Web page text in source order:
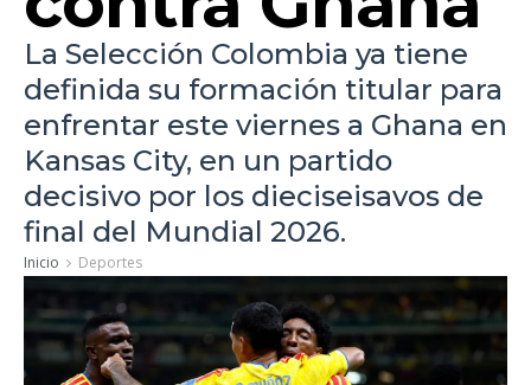
La Selección Colombia ya tiene
definida su formación titular para
enfrentar este viernes a Ghana en
Kansas City, en un partido
decisivo por los dieciseisavos de
final del Mundial 2026.
Inicio Deportes